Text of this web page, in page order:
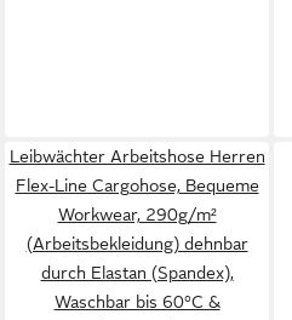
Leibwächter Arbeitshose Herren
Flex-Line Cargohose, Bequeme
Workwear, 290g/m²
(Arbeitsbekleidung) dehnbar
durch Elastan (Spandex),
Waschbar bis 60°C &